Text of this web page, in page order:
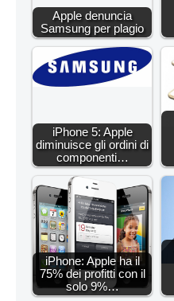
Apple denuncia
Samsung per plagio
iPhone 5: Apple
diminuisce gli ordini di
componenti…
iPhone: Apple ha il
75% dei profitti con il
solo 9%…